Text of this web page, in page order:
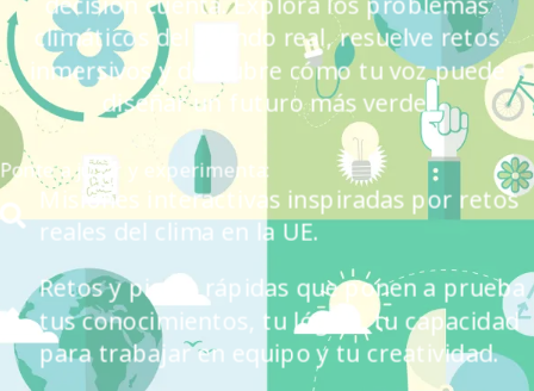
climáticos del mundo real, resuelve retos
inmersivos y descubre cómo tu voz puede
diseñar un futuro más verde.
Ponte a jugar y experimenta:
Misiones interactivas inspiradas por retos
reales del clima en la UE.
Retos y pistas rápidas que ponen a prueba
tus conocimientos, tu lógica, tu capacidad
para trabajar en equipo y tu creatividad.